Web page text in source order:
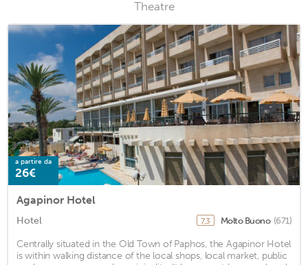
Theatre
a partire da
26€
Agapinor Hotel
Hotel 7,3 Molto Buono (671)
Centrally situated in the Old Town of Paphos, the Agapinor Hotel
is within walking distance of the local shops, local market, public